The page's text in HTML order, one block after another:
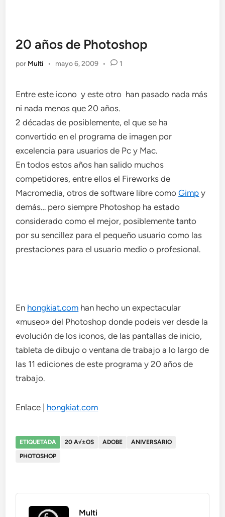
20 años de Photoshop
por Multi • mayo 6, 2009 • 1
Entre este icono y este otro han pasado nada más
ni nada menos que 20 años.
2 décadas de posiblemente, el que se ha
convertido en el programa de imagen por
excelencia para usuarios de Pc y Mac.
En todos estos años han salido muchos
competidores, entre ellos el Fireworks de
Macromedia, otros de software libre comoGimp y
demás… pero siempre Photoshop ha estado
considerado como el mejor, posiblemente tanto
por su sencillez para el pequeño usuario como las
prestaciones para el usuario medio o profesional.
En hongkiat.com han hecho un expectacular
«museo» del Photoshop donde podeis ver desde la
evolución de los iconos, de las pantallas de inicio,
tableta de dibujo o ventana de trabajo a lo largo de
las 11 ediciones de este programa y 20 años de
trabajo.
Enlace | hongkiat.com
ETIQUETADA 20 A√±OS ADOBE
ANIVERSARIO
PHOTOSHOP
Multi